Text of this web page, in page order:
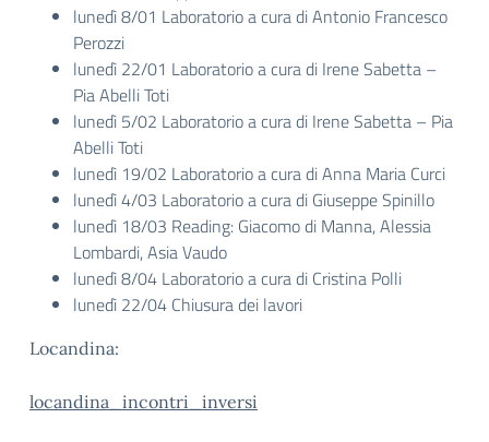
lunedì 8/01 Laboratorio a cura di Antonio Francesco
Perozzi
lunedì 22/01 Laboratorio a cura di Irene Sabetta –
Pia Abelli Toti
lunedì 5/02 Laboratorio a cura di Irene Sabetta – Pia
Abelli Toti
lunedì 19/02 Laboratorio a cura di Anna Maria Curci
lunedì 4/03 Laboratorio a cura di Giuseppe Spinillo
lunedì 18/03 Reading: Giacomo di Manna, Alessia
Lombardi, Asia Vaudo
lunedì 8/04 Laboratorio a cura di Cristina Polli
lunedì 22/04 Chiusura dei lavori
Locandina:
locandina_incontri_inversi